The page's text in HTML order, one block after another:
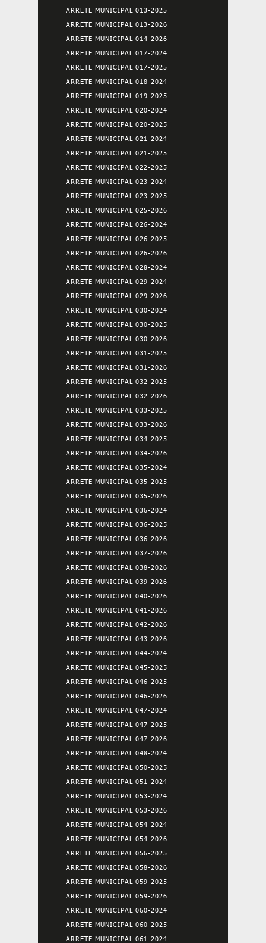
ARRETE MUNICIPAL 013-2025
ARRETE MUNICIPAL 013-2026
ARRETE MUNICIPAL 014-2026
ARRETE MUNICIPAL 017-2024
ARRETE MUNICIPAL 017-2025
ARRETE MUNICIPAL 018-2024
ARRETE MUNICIPAL 019-2025
ARRETE MUNICIPAL 020-2024
ARRETE MUNICIPAL 020-2025
ARRETE MUNICIPAL 021-2024
ARRETE MUNICIPAL 021-2025
ARRETE MUNICIPAL 022-2025
ARRETE MUNICIPAL 023-2024
ARRETE MUNICIPAL 023-2025
ARRETE MUNICIPAL 025-2026
ARRETE MUNICIPAL 026-2024
ARRETE MUNICIPAL 026-2025
ARRETE MUNICIPAL 026-2026
ARRETE MUNICIPAL 028-2024
ARRETE MUNICIPAL 029-2024
ARRETE MUNICIPAL 029-2026
ARRETE MUNICIPAL 030-2024
ARRETE MUNICIPAL 030-2025
ARRETE MUNICIPAL 030-2026
ARRETE MUNICIPAL 031-2025
ARRETE MUNICIPAL 031-2026
ARRETE MUNICIPAL 032-2025
ARRETE MUNICIPAL 032-2026
ARRETE MUNICIPAL 033-2025
ARRETE MUNICIPAL 033-2026
ARRETE MUNICIPAL 034-2025
ARRETE MUNICIPAL 034-2026
ARRETE MUNICIPAL 035-2024
ARRETE MUNICIPAL 035-2025
ARRETE MUNICIPAL 035-2026
ARRETE MUNICIPAL 036-2024
ARRETE MUNICIPAL 036-2025
ARRETE MUNICIPAL 036-2026
ARRETE MUNICIPAL 037-2026
ARRETE MUNICIPAL 038-2026
ARRETE MUNICIPAL 039-2026
ARRETE MUNICIPAL 040-2026
ARRETE MUNICIPAL 041-2026
ARRETE MUNICIPAL 042-2026
ARRETE MUNICIPAL 043-2026
ARRETE MUNICIPAL 044-2024
ARRETE MUNICIPAL 045-2025
ARRETE MUNICIPAL 046-2025
ARRETE MUNICIPAL 046-2026
ARRETE MUNICIPAL 047-2024
ARRETE MUNICIPAL 047-2025
ARRETE MUNICIPAL 047-2026
ARRETE MUNICIPAL 048-2024
ARRETE MUNICIPAL 050-2025
ARRETE MUNICIPAL 051-2024
ARRETE MUNICIPAL 053-2024
ARRETE MUNICIPAL 053-2026
ARRETE MUNICIPAL 054-2024
ARRETE MUNICIPAL 054-2026
ARRETE MUNICIPAL 056-2025
ARRETE MUNICIPAL 058-2026
ARRETE MUNICIPAL 059-2025
ARRETE MUNICIPAL 059-2026
ARRETE MUNICIPAL 060-2024
ARRETE MUNICIPAL 060-2025
ARRETE MUNICIPAL 061-2024